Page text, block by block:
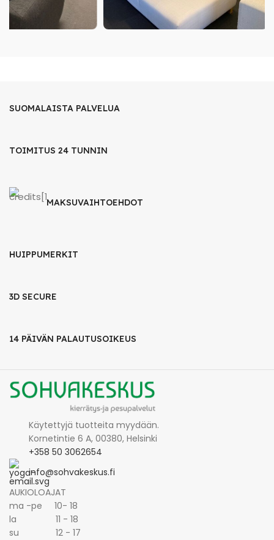
SUOMALAISTA PALVELUA
TOIMITUS 24 TUNNIN
MAKSUVAIHTOEHDOT
HUIPPUMERKIT
3D SECURE
14 PÄIVÄN PALAUTUSOIKEUS
Käytettyjä tuotteita myydään.
Kornetintie 6 A, 00380, Helsinki
+358 50 3062654
info@sohvakeskus.fi
AUKIOLOAJAT
ma -pe 10- 18
la 11 - 18
su 12 - 17